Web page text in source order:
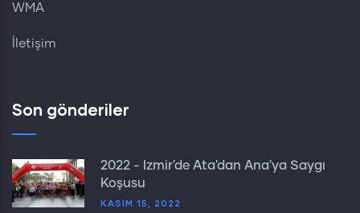
WMA
İletişim
Son gönderiler
2022 - İzmir'de Ata'dan Ana'ya Saygı
Koşusu
KASIM 15, 2022